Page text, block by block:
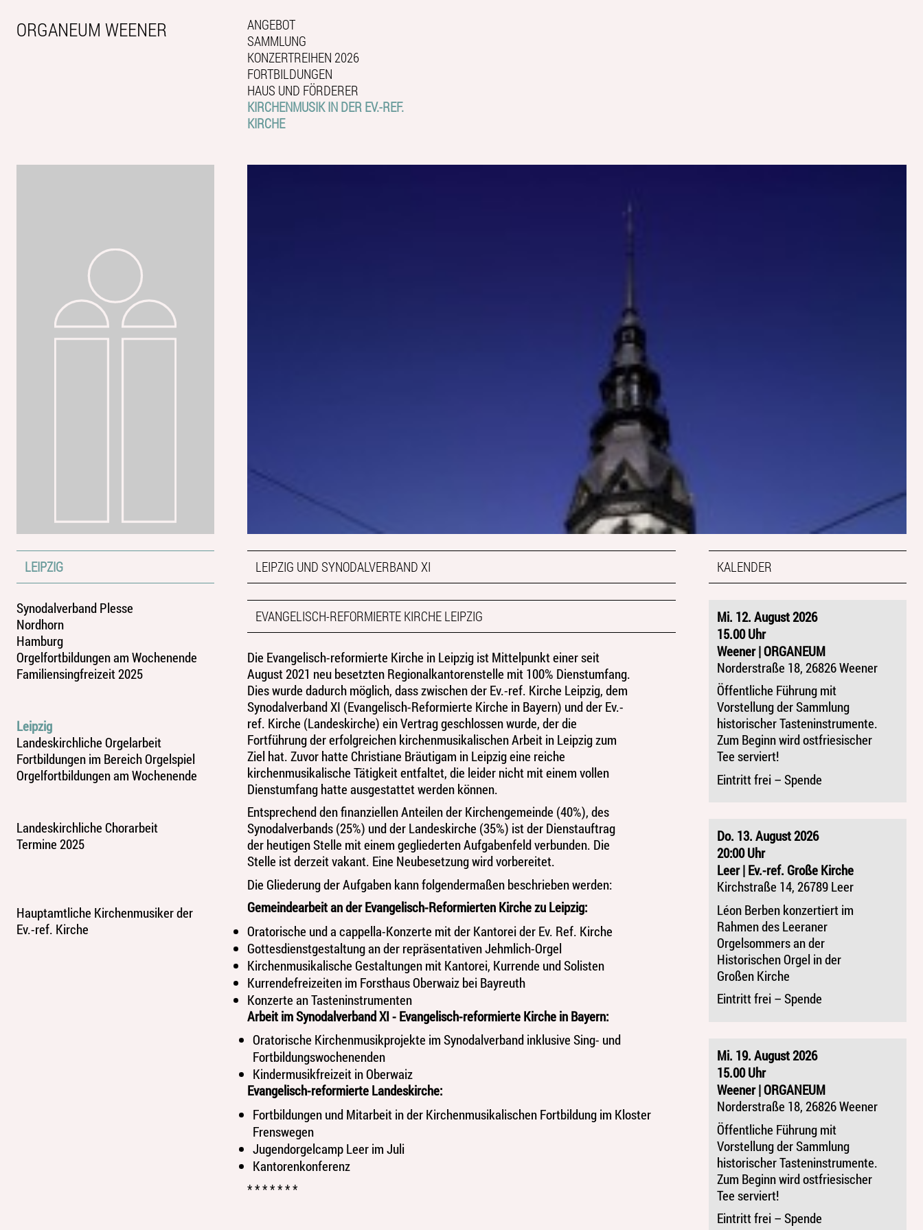
ORGANEUM WEENER
ANGEBOT
SAMMLUNG
KONZERTREIHEN 2026
FORTBILDUNGEN
HAUS UND FÖRDERER
KIRCHENMUSIK IN DER EV.-REF.
KIRCHE
LEIPZIG
Synodalverband Plesse
Nordhorn
Hamburg
Orgelfortbildungen am Wochenende
Familiensingfreizeit 2025
Leipzig
Landeskirchliche Orgelarbeit
Fortbildungen im Bereich Orgelspiel
Orgelfortbildungen am Wochenende
Landeskirchliche Chorarbeit
Termine 2025
Hauptamtliche Kirchenmusiker der
Ev.-ref. Kirche
LEIPZIG UND SYNODALVERBAND XI
EVANGELISCH-REFORMIERTE KIRCHE LEIPZIG
Die Evangelisch-reformierte Kirche in Leipzig ist Mittelpunkt einer seit
August 2021 neu besetzten Regionalkantorenstelle mit 100% Dienstumfang.
Dies wurde dadurch möglich, dass zwischen der Ev.-ref. Kirche Leipzig, dem
Synodalverband XI (Evangelisch-Reformierte Kirche in Bayern) und der Ev.-
ref. Kirche (Landeskirche) ein Vertrag geschlossen wurde, der die
Fortführung der erfolgreichen kirchenmusikalischen Arbeit in Leipzig zum
Ziel hat. Zuvor hatte Christiane Bräutigam in Leipzig eine reiche
kirchenmusikalische Tätigkeit entfaltet, die leider nicht mit einem vollen
Dienstumfang hatte ausgestattet werden können.
Entsprechend den finanziellen Anteilen der Kirchengemeinde (40%), des
Synodalverbands (25%) und der Landeskirche (35%) ist der Dienstauftrag
der heutigen Stelle mit einem gegliederten Aufgabenfeld verbunden. Die
Stelle ist derzeit vakant. Eine Neubesetzung wird vorbereitet.
Die Gliederung der Aufgaben kann folgendermaßen beschrieben werden:
Gemeindearbeit an der Evangelisch-Reformierten Kirche zu Leipzig:
Oratorische und a cappella-Konzerte mit der Kantorei der Ev. Ref. Kirche
Gottesdienstgestaltung an der repräsentativen Jehmlich-Orgel
Kirchenmusikalische Gestaltungen mit Kantorei, Kurrende und Solisten
Kurrendefreizeiten im Forsthaus Oberwaiz bei Bayreuth
Konzerte an Tasteninstrumenten
Arbeit im Synodalverband XI - Evangelisch-reformierte Kirche in Bayern:
Oratorische Kirchenmusikprojekte im Synodalverband inklusive Sing- und
Fortbildungswochenenden
Kindermusikfreizeit in Oberwaiz
Evangelisch-reformierte Landeskirche:
Fortbildungen und Mitarbeit in der Kirchenmusikalischen Fortbildung im Kloster
Frenswegen
Jugendorgelcamp Leer im Juli
Kantorenkonferenz
* * * * * * *
KALENDER
Mi. 12. August 2026
15.00 Uhr
Weener | ORGANEUM
Norderstraße 18, 26826 Weener
Öffentliche Führung mit
Vorstellung der Sammlung
historischer Tasteninstrumente.
Zum Beginn wird ostfriesischer
Tee serviert!
Eintritt frei – Spende
Do. 13. August 2026
20:00 Uhr
Leer | Ev.-ref. Große Kirche
Kirchstraße 14, 26789 Leer
Léon Berben konzertiert im
Rahmen des Leeraner
Orgelsommers an der
Historischen Orgel in der
Großen Kirche
Eintritt frei – Spende
Mi. 19. August 2026
15.00 Uhr
Weener | ORGANEUM
Norderstraße 18, 26826 Weener
Öffentliche Führung mit
Vorstellung der Sammlung
historischer Tasteninstrumente.
Zum Beginn wird ostfriesischer
Tee serviert!
Eintritt frei – Spende